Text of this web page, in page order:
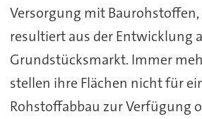
Versorgung mit Baurohstoffen,
resultiert aus der Entwicklung
Grundstücksmarkt. Immer
stellen ihre Flächen nicht für
Rohstoffabbau zur Verfügung